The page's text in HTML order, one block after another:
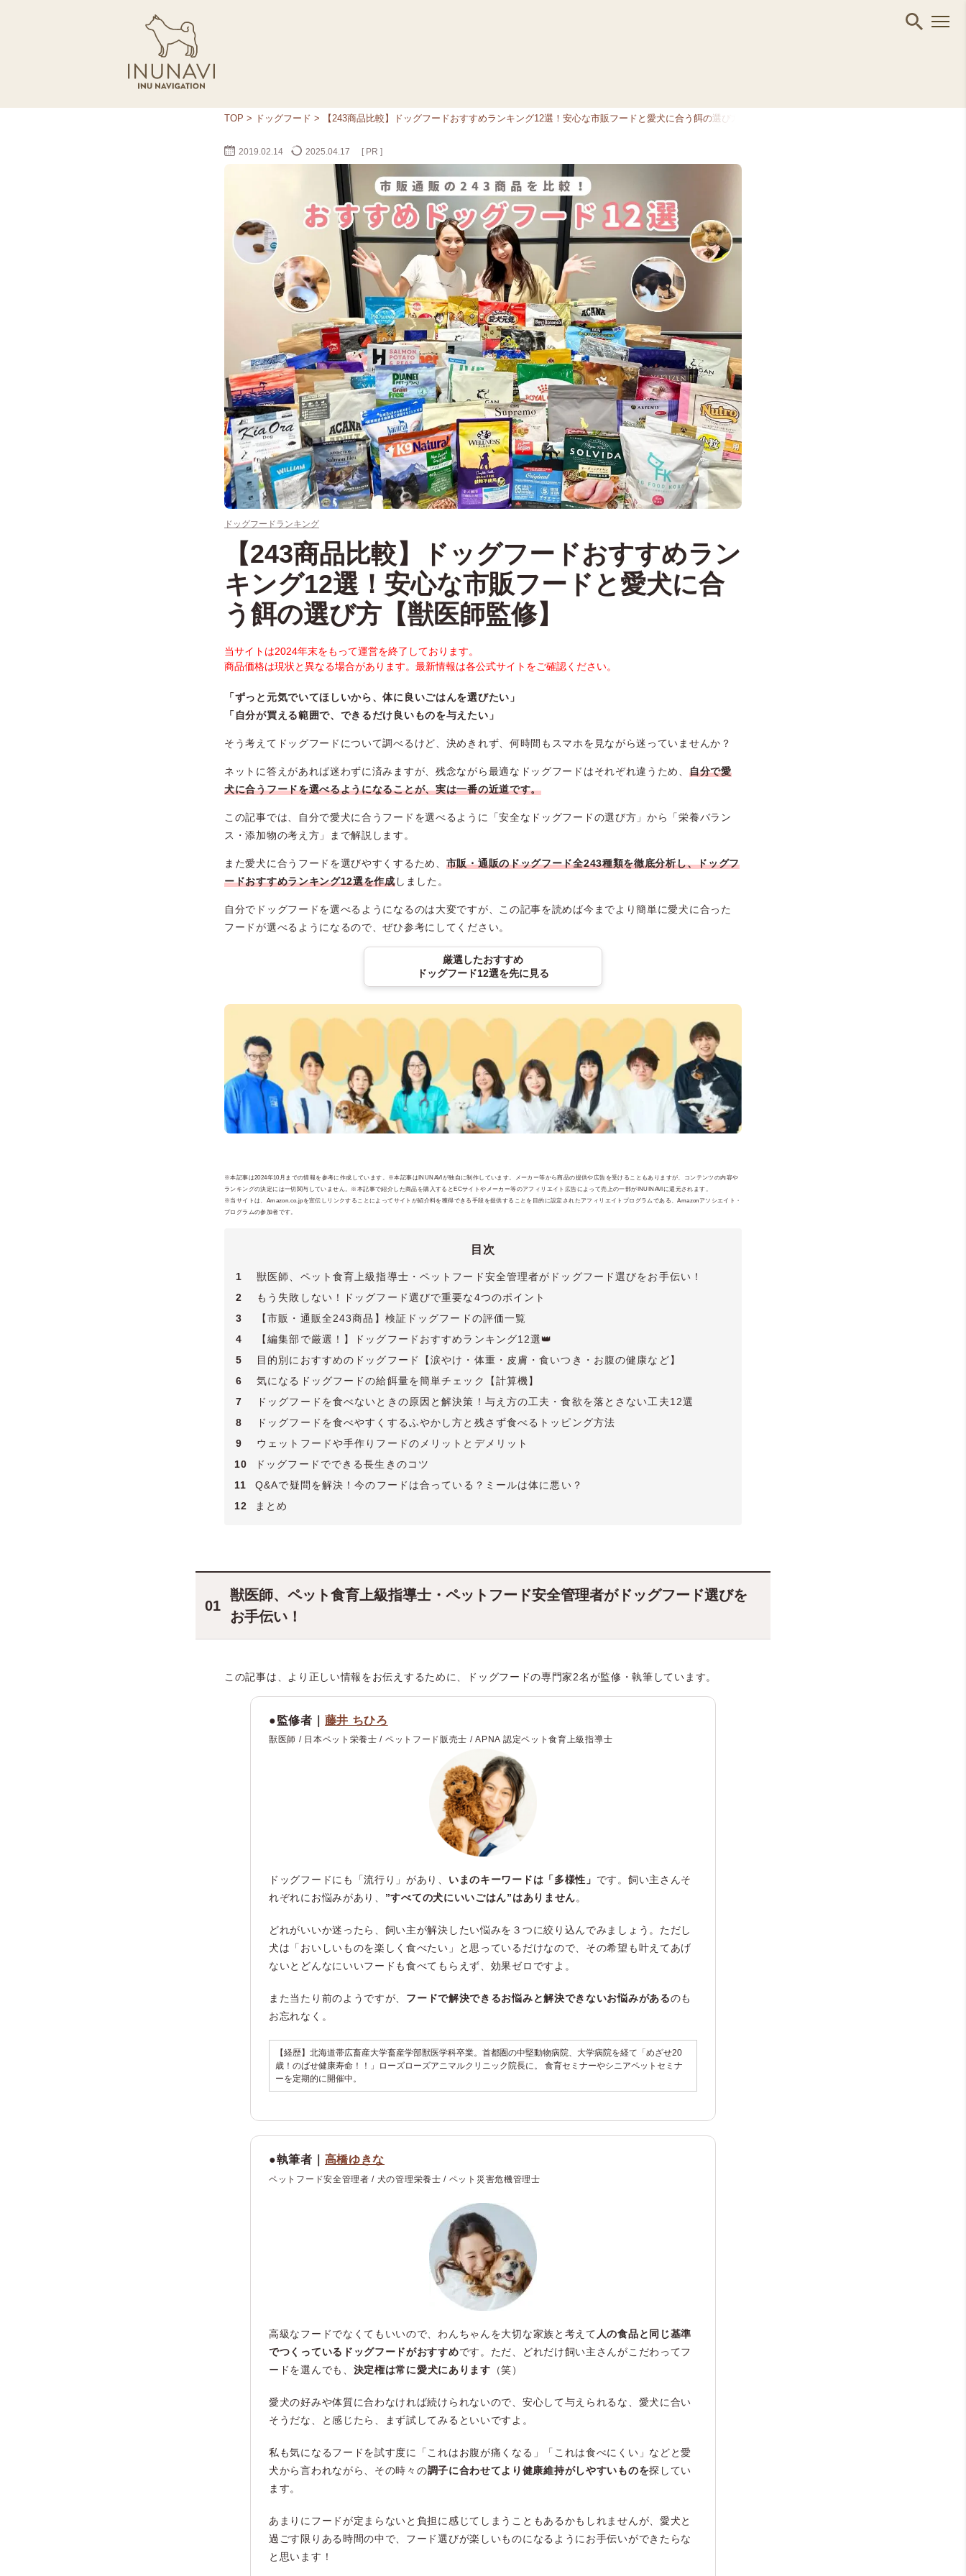
TOP > ドッグフード > 【243商品比較】ドッグフードおすすめランキング12選！安心な市販フードと愛犬に合う餌の選び方【獣医師監修】
2019.02.14 2025.04.17 [ PR ]
ドッグフードランキング
【243商品比較】ドッグフードおすすめラン
キング12選！安心な市販フードと愛犬に合
う餌の選び方【獣医師監修】
当サイトは2024年末をもって運営を終了しております。
商品価格は現状と異なる場合があります。最新情報は各公式サイトをご確認ください。
「ずっと元気でいてほしいから、体に良いごはんを選びたい」
「自分が買える範囲で、できるだけ良いものを与えたい」
そう考えてドッグフードについて調べるけど、決めきれず、何時間もスマホを見ながら迷っていませんか？
ネットに答えがあれば迷わずに済みますが、残念ながら最適なドッグフードはそれぞれ違うため、 自分で愛
犬に合うフードを選べるようになることが、実は一番の近道です。
この記事では、自分で愛犬に合うフードを選べるように「安全なドッグフードの選び方」から「栄養バラン
ス・添加物の考え方」まで解説します。
また愛犬に合うフードを選びやすくするため、 市販・通販のドッグフード全243種類を徹底分析し、ドッグフ
ードおすすめランキング12選を作成しました。
自分でドッグフードを選べるようになるのは大変ですが、この記事を読めば今までより簡単に愛犬に合った
フードが選べるようになるので、ぜひ参考にしてください。
厳選したおすすめ
ドッグフード12選を先に見る
※本記事は2024年10月までの情報を参考に作成しています。※本記事はINUNAVIが独自に制作しています。メーカー等から商品の提供や広告を受けることもありますが、コンテンツの内容や
ランキングの決定には一切関与していません。※本記事で紹介した商品を購入するとECサイトやメーカー等のアフィリエイト広告によって売上の一部がINUINAVIに還元されます。
※当サイトは、Amazon.co.jpを宣伝しリンクすることによってサイトが紹介料を獲得できる手段を提供することを目的に設定されたアフィリエイトプログラムである、Amazonアソシエイト・
プログラムの参加者です。
目次
1
獣医師、ペット食育上級指導士・ペットフード安全管理者がドッグフード選びをお手伝い！
2
もう失敗しない！ドッグフード選びで重要な4つのポイント
3
【市販・通販全243商品】検証ドッグフードの評価一覧
4
【編集部で厳選！】ドッグフードおすすめランキング12選👑
5
目的別におすすめのドッグフード【涙やけ・体重・皮膚・食いつき・お腹の健康など】
6
気になるドッグフードの給餌量を簡単チェック【計算機】
7
ドッグフードを食べないときの原因と解決策！与え方の工夫・食欲を落とさない工夫12選
8
ドッグフードを食べやすくするふやかし方と残さず食べるトッピング方法
9
ウェットフードや手作りフードのメリットとデメリット
10
ドッグフードでできる長生きのコツ
11
Q&Aで疑問を解決！今のフードは合っている？ミールは体に悪い？
12
まとめ
獣医師、ペット食育上級指導士・ペットフード安全管理者がドッグフード選びを
お手伝い！
この記事は、より正しい情報をお伝えするために、ドッグフードの専門家2名が監修・執筆しています。
●監修者｜ 藤井 ちひろ
獣医師 / 日本ペット栄養士 / ペットフード販売士 / APNA 認定ペット食育上級指導士
ドッグフードにも「流行り」があり、 いまのキーワードは「多様性」 です。飼い主さんそ
れぞれにお悩みがあり、 ”すべての犬にいいごはん”はありません。
どれがいいか迷ったら、飼い主が解決したい悩みを３つに絞り込んでみましょう。ただし
犬は「おいしいものを楽しく食べたい」と思っているだけなので、その希望も叶えてあげ
ないとどんなにいいフードも食べてもらえず、効果ゼロですよ。
また当たり前のようですが、 フードで解決できるお悩みと解決できないお悩みがあるのも
お忘れなく。
【経歴】北海道帯広畜産大学畜産学部獣医学科卒業。首都圏の中堅動物病院、大学病院を経て「めざせ20
歳！のばせ健康寿命！！」ローズローズアニマルクリニック院長に。 食育セミナーやシニアペットセミナ
ーを定期的に開催中。
●執筆者｜ 高橋ゆきな
ペットフード安全管理者 / 犬の管理栄養士 / ペット災害危機管理士
高級なフードでなくてもいいので、わんちゃんを大切な家族と考えて 人の食品と同じ基準
でつくっているドッグフードがおすすめです。ただ、どれだけ飼い主さんがこだわってフ
ードを選んでも、 決定権は常に愛犬にあります （笑）
愛犬の好みや体質に合わなければ続けられないので、安心して与えられるな、愛犬に合い
そうだな、と感じたら、まず試してみるといいですよ。
私も気になるフードを試す度に「これはお腹が痛くなる」「これは食べにくい」などと愛
犬から言われながら、その時々の調子に合わせてより健康維持がしやすいものを探してい
ます。
あまりにフードが定まらないと負担に感じてしまうこともあるかもしれませんが、愛犬と
過ごす限りある時間の中で、フード選びが楽しいものになるようにお手伝いができたらな
と思います！